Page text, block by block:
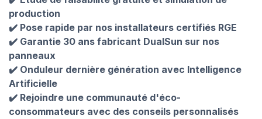
production
✔️ Pose rapide par nos installateurs certifiés RGE
✔️ Garantie 30 ans fabricant DualSun sur nos
panneaux
✔️ Onduleur dernière génération avec Intelligence
Artificielle
✔️ Rejoindre une communauté d'éco-
consommateurs avec des conseils personnalisés